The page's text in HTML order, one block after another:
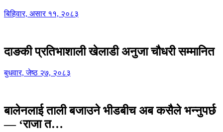
बिहिवार, असार ११, २०८३
दाङकी प्रतिभाशाली खेलाडी अनुजा चौधरी सम्मानित
बुधवार, जेष्ठ २७, २०८३
बालेनलाई ताली बजाउने भीडबीच अब कसैले भन्नुपर्छ
— ‘राजा त…